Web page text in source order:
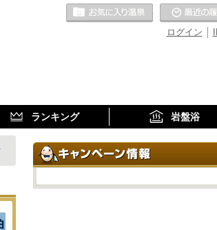
ログイン
お気に入りの
ランキング 岩盤浴